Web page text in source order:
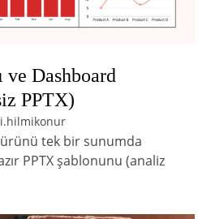
ve Dashboard
PPTX)
i.hilmikonur
tek bir sunumda
PPTX şablonunu (analiz